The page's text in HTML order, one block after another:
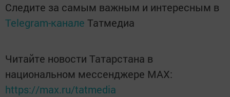
Следите за самым важным и интересным в
Telegram-канале Татмедиа
Читайте новости Татарстана в
национальном мессенджере MАХ:
https://max.ru/tatmedia